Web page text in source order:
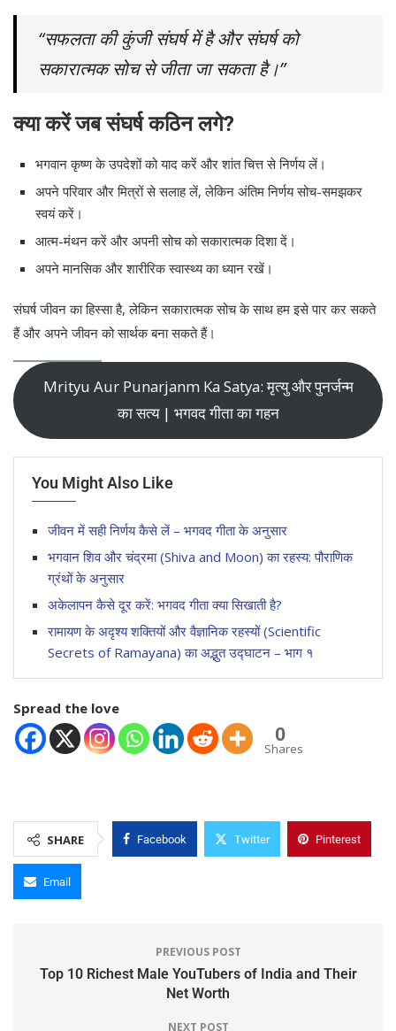
“सफलता की कुंजी संघर्ष में है और संघर्ष को
सकारात्मक सोच से जीता जा सकता है।”
क्या करें जब संघर्ष कठिन लगे?
भगवान कृष्ण के उपदेशों को याद करें और शांत चित्त से निर्णय लें।
अपने परिवार और मित्रों से सलाह लें, लेकिन अंतिम निर्णय सोच-समझकर
स्वयं करें।
आत्म-मंथन करें और अपनी सोच को सकारात्मक दिशा दें।
अपने मानसिक और शारीरिक स्वास्थ्य का ध्यान रखें।
संघर्ष जीवन का हिस्सा है, लेकिन सकारात्मक सोच के साथ हम इसे पार कर सकते
हैं और अपने जीवन को सार्थक बना सकते हैं।
Mrityu Aur Punarjanm Ka Satya: मृत्यु और पुनर्जन्म
का सत्य | भगवद गीता का गहन
You Might Also Like
जीवन में सही निर्णय कैसे लें – भगवद गीता के अनुसार
भगवान शिव और चंद्रमा (Shiva and Moon) का रहस्य: पौराणिक
ग्रंथों के अनुसार
अकेलापन कैसे दूर करें: भगवद गीता क्या सिखाती है?
रामायण के अदृश्य शक्तियों और वैज्ञानिक रहस्यों (Scientific
Secrets of Ramayana) का अद्भुत उद्घाटन – भाग १
Spread the love
0
Shares
SHARE Facebook Twitter Pinterest
Email
PREVIOUS POST
Top 10 Richest Male YouTubers of India and Their
Net Worth
NEXT POST